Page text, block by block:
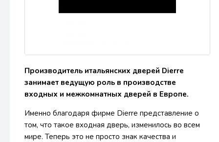
Производитель итальянских дверей Dierre
занимает ведущую роль в производстве
входных и межкомнатных дверей в Европе.
Именно благодаря фирме Dierre представление о
том, что такое входная дверь, изменилось во всем
мире. Теперь это не просто знак качества и